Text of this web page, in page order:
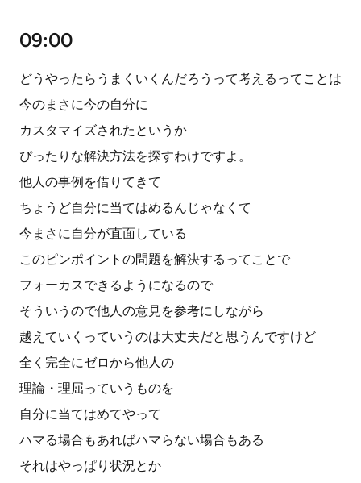
09:00
どうやったらうまくいくんだろうって考えるってことは
今のまさに今の自分に
カスタマイズされたというか
ぴったりな解決方法を探すわけですよ。
他人の事例を借りてきて
ちょうど自分に当てはめるんじゃなくて
今まさに自分が直面している
このピンポイントの問題を解決するってことで
フォーカスできるようになるので
そういうので他人の意見を参考にしながら
越えていくっていうのは大丈夫だと思うんですけど
全く完全にゼロから他人の
理論・理屈っていうものを
自分に当てはめてやって
ハマる場合もあればハマらない場合もある
それはやっぱり状況とか